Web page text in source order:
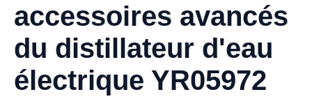
accessoires avancés
du distillateur d'eau
électrique YR05972